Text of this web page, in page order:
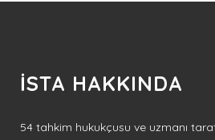
İSTA HAKKINDA
54 tahkim hukukçusu ve uzmanı